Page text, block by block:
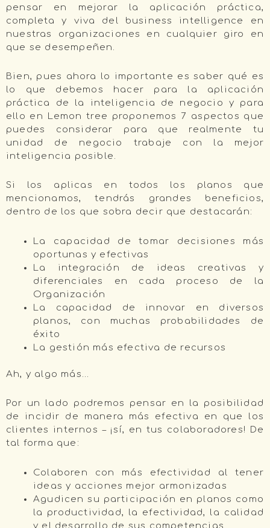
pensar en mejorar la aplicación práctica,
completa y viva del business intelligence en
nuestras organizaciones en cualquier giro en
que se desempeñen.
Bien, pues ahora lo importante es saber qué es
lo que debemos hacer para la aplicación
práctica de la inteligencia de negocio y para
ello en Lemon tree proponemos 7 aspectos que
puedes considerar para que realmente tu
unidad de negocio trabaje con la mejor
inteligencia posible.
Si los aplicas en todos los planos que
mencionamos, tendrás grandes beneficios,
dentro de los que sobra decir que destacarán:
La capacidad de tomar decisiones más
oportunas y efectivas
La integración de ideas creativas y
diferenciales en cada proceso de la
Organización
La capacidad de innovar en diversos
planos, con muchas probabilidades de
éxito
La gestión más efectiva de recursos
Ah, y algo más…
Por un lado podremos pensar en la posibilidad
de incidir de manera más efectiva en que los
clientes internos – ¡sí, en tus colaboradores! De
tal forma que:
Colaboren con más efectividad al tener
ideas y acciones mejor armonizadas
Agudicen su participación en planos como
la productividad, la efectividad, la calidad
y el desarrollo de sus competencias